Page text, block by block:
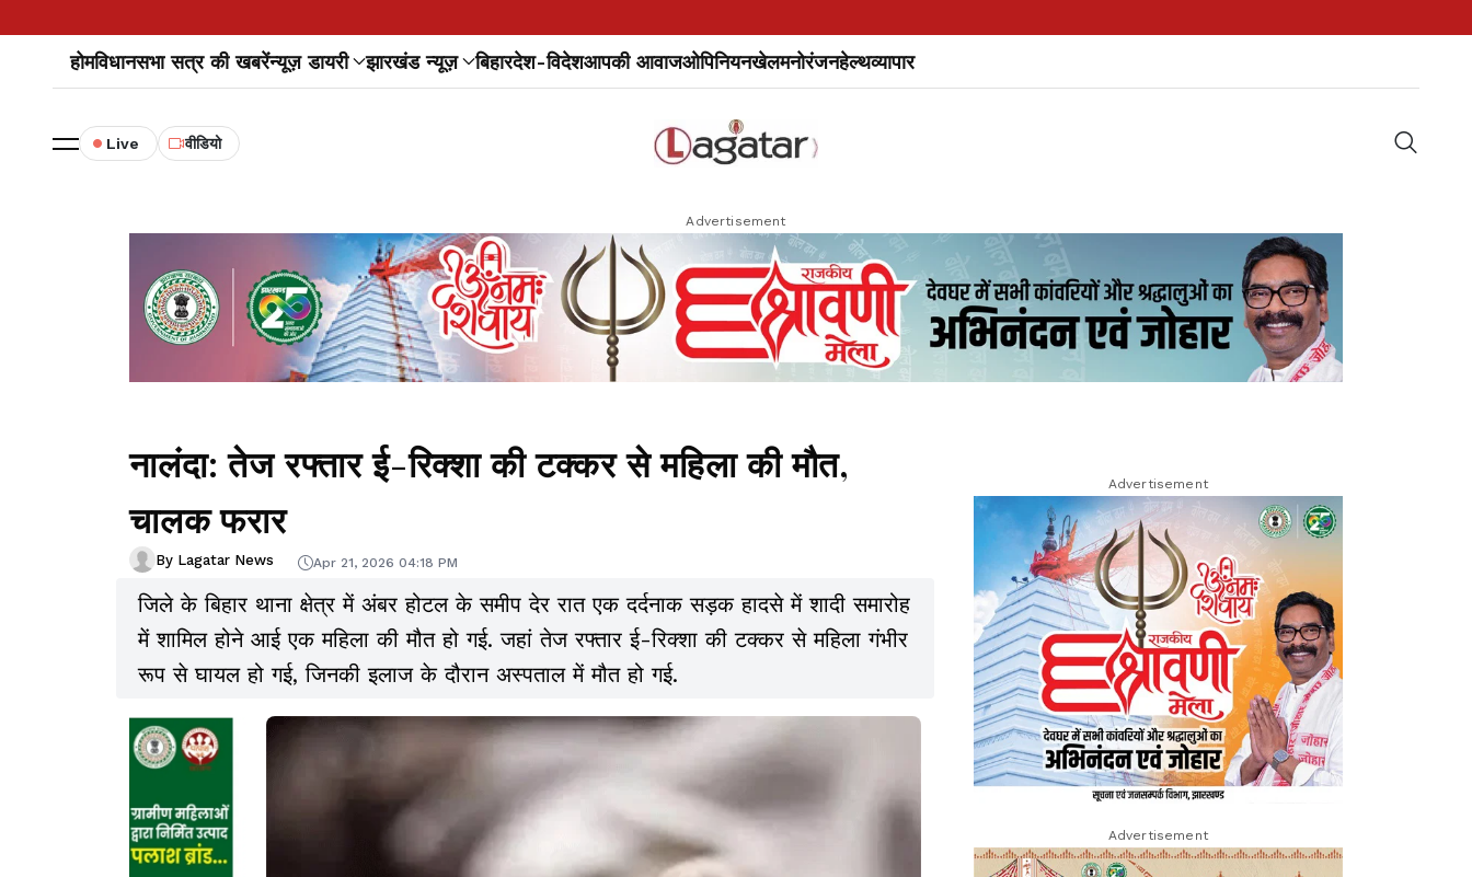
होमविधानसभा सत्र की खबरेंन्यूज़ डायरी झारखंड न्यूज़ बिहारदेश-विदेशआपकी आवाजओपिनियनखेलमनोरंजनहेल्थव्यापार
Live वीडियो
Advertisement
नालंदा: तेज रफ्तार ई-रिक्शा की टक्कर से महिला की मौत,
चालक फरार
By Lagatar News Apr 21, 2026 04:18 PM
जिले के बिहार थाना क्षेत्र में अंबर होटल के समीप देर रात एक दर्दनाक सड़क हादसे में शादी समारोह
में शामिल होने आई एक महिला की मौत हो गई. जहां तेज रफ्तार ई-रिक्शा की टक्कर से महिला गंभीर
रूप से घायल हो गई, जिनकी इलाज के दौरान अस्पताल में मौत हो गई.
Advertisement
Advertisement